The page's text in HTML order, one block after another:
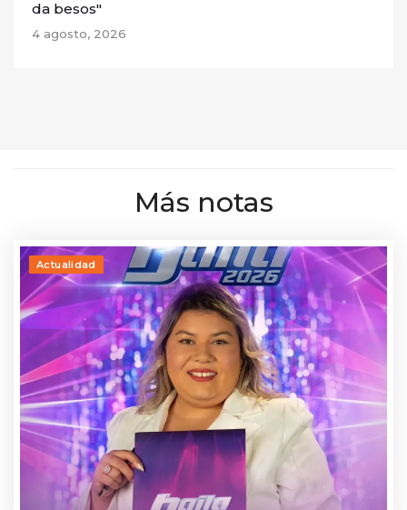
da besos"
4 agosto, 2026
Más notas
Actualidad